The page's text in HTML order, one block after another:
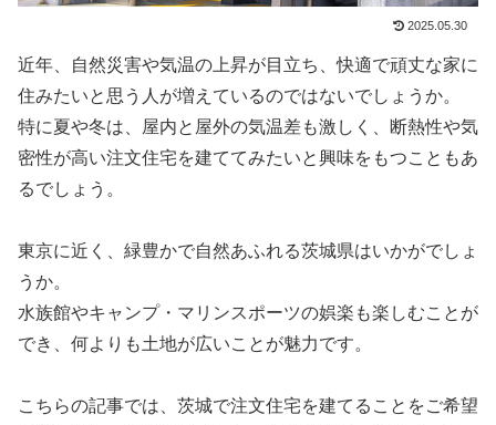
2025.05.30
近年、自然災害や気温の上昇が目立ち、快適で頑丈な家に
住みたいと思う人が増えているのではないでしょうか。
特に夏や冬は、屋内と屋外の気温差も激しく、断熱性や気
密性が高い注文住宅を建ててみたいと興味をもつこともあ
るでしょう。
東京に近く、緑豊かで自然あふれる茨城県はいかがでしょ
うか。
水族館やキャンプ・マリンスポーツの娯楽も楽しむことが
でき、何よりも土地が広いことが魅力です。
こちらの記事では、茨城で注文住宅を建てることをご希望